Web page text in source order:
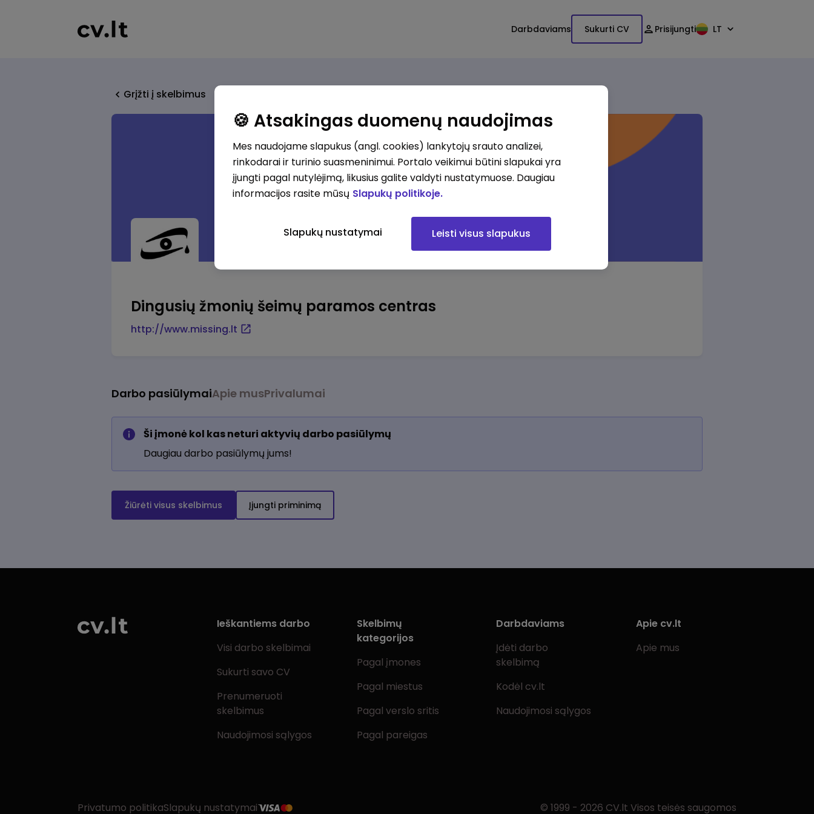
Darbdaviams Sukurti CV Prisijungti LT
Grįžti į skelbimus
Dingusių žmonių šeimų paramos centras
http://www.missing.lt
Darbo pasiūlymaiApie musPrivalumai
Ši įmonė kol kas neturi aktyvių darbo pasiūlymų
Daugiau darbo pasiūlymų jums!
Žiūrėti visus skelbimus Įjungti priminimą
Ieškantiems darbo
Visi darbo skelbimai
Sukurti savo CV
Prenumeruoti
skelbimus
Naudojimosi sąlygos
Skelbimų
kategorijos
Pagal įmones
Pagal miestus
Pagal verslo sritis
Pagal pareigas
Darbdaviams
Įdėti darbo
skelbimą
Kodėl cv.lt
Naudojimosi sąlygos
Apie cv.lt
Apie mus
Privatumo politikaSlapukų nustatymai © 1999 - 2026 CV.lt Visos teisės saugomos
🍪 Atsakingas duomenų naudojimas
Mes naudojame slapukus (angl. cookies) lankytojų srauto analizei,
rinkodarai ir turinio suasmeninimui. Portalo veikimui būtini slapukai yra
įjungti pagal nutylėjimą, likusius galite valdyti nustatymuose. Daugiau
informacijos rasite mūsų Slapukų politikoje.
Slapukų nustatymai Leisti visus slapukus